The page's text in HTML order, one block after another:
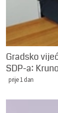
Gradsko
SDP-a:
prije 1 dan